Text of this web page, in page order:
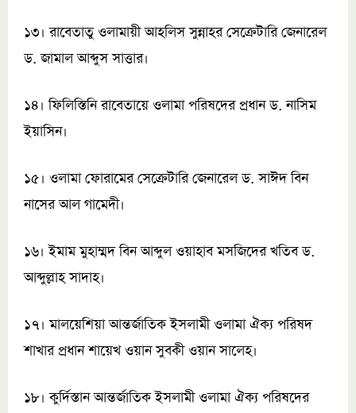
১৩। রাবেতাতু ওলামায়ী আহলিস সুন্নাহর সেক্রেটারি জেনারেল
ড. জামাল আব্দুস সাত্তার।
১৪। ফিলিস্তিনি রাবেতায়ে ওলামা পরিষদের প্রধান ড. নাসিম
ইয়াসিন।
১৫। ওলামা ফোরামের সেক্রেটারি জেনারেল ড. সাঈদ বিন
নাসের আল গামেদী।
১৬। ইমাম মুহাম্মদ বিন আব্দুল ওয়াহাব মসজিদের খতিব ড.
আব্দুল্লাহ সাদাহ।
১৭। মালয়েশিয়া আন্তর্জাতিক ইসলামী ওলামা ঐক্য পরিষদ
শাখার প্রধান শায়েখ ওয়ান সুবকী ওয়ান সালেহ।
১৮। কুর্দিস্তান আন্তর্জাতিক ইসলামী ওলামা ঐক্য পরিষদের